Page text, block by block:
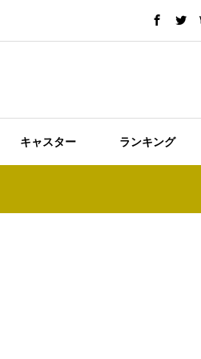
キャスター ランキング